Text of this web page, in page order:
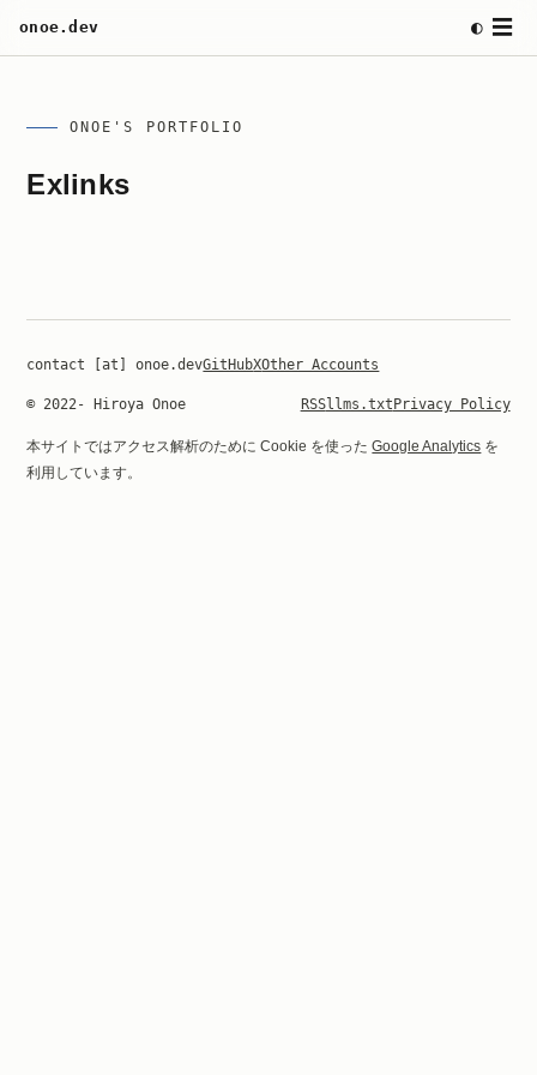
onoe.dev ◐ ☰
ONOE'S PORTFOLIO
Exlinks
contact [at] onoe.devGitHubXOther Accounts
© 2022- Hiroya Onoe RSSllms.txtPrivacy Policy
本サイトではアクセス解析のために Cookie を使ったGoogle Analytics を
利用しています。